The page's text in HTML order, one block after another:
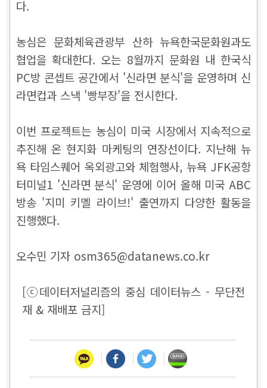
다.
농심은 문화체육관광부 산하 뉴욕한국문화원과도
협업을 확대한다. 오는 8월까지 문화원 내 한국식
PC방 콘셉트 공간에서 '신라면 분식'을 운영하며 신
라면컵과 스낵 '빵부장'을 전시한다.
이번 프로젝트는 농심이 미국 시장에서 지속적으로
추진해 온 현지화 마케팅의 연장선이다. 지난해 뉴
욕 타임스퀘어 옥외광고와 체험행사, 뉴욕 JFK공항
터미널1 '신라면 분식' 운영에 이어 올해 미국 ABC
방송 '지미 키멜 라이브!' 출연까지 다양한 활동을
진행했다.
오수민 기자 osm365@datanews.co.kr
[ⓒ데이터저널리즘의 중심 데이터뉴스 - 무단전
재 & 재배포 금지]